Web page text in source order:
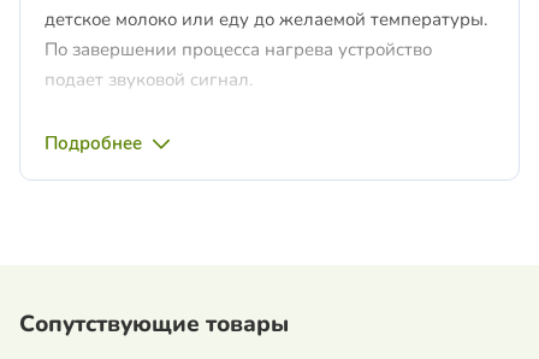
детское молоко или еду до желаемой температуры.
По завершении процесса нагрева устройство
подает звуковой сигнал.
нет риска случайного ожога.
Подробнее
Сопутствующие товары